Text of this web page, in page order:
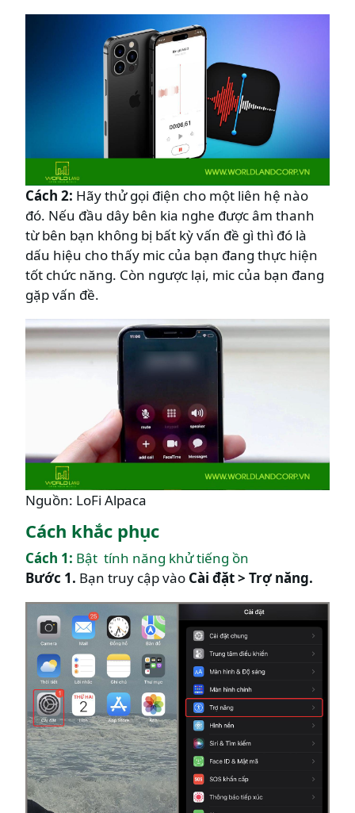
Cách 2: Hãy thử gọi điện cho một liên hệ nào
đó. Nếu đầu dây bên kia nghe được âm thanh
từ bên bạn không bị bất kỳ vấn đề gì thì đó là
dấu hiệu cho thấy mic của bạn đang thực hiện
tốt chức năng. Còn ngược lại, mic của bạn đang
gặp vấn đề.
Nguồn: LoFi Alpaca
Cách khắc phục
Cách 1: Bật tính năng khử tiếng ồn
Bước 1. Bạn truy cập vào Cài đặt > Trợ năng.